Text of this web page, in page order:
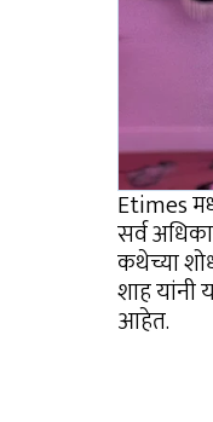
Etimes
सर्व
कथेच्या
शाह यांनी
आहेत.